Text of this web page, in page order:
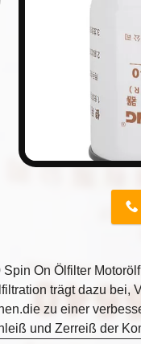
Spin On Ölfilter
trägt dazu bei,
zu einer
und Zerreiß der